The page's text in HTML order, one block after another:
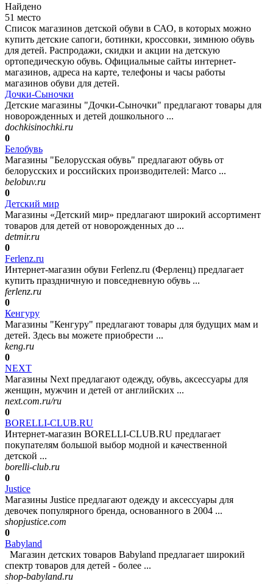
Найдено
51 место
Список магазинов детской обуви в САО, в которых можно
купить детские сапоги, ботинки, кроссовки, зимнюю обувь
для детей. Распродажи, скидки и акции на детскую
ортопедическую обувь. Официальные сайты интернет-
магазинов, адреса на карте, телефоны и часы работы
магазинов обуви для детей.
Дочки-Сыночки
Детские магазины "Дочки-Сыночки" предлагают товары для
новорожденных и детей дошкольного ...
dochkisinochki.ru
0
Белобувь
Магазины "Белорусская обувь" предлагают обувь от
белорусских и российских производителей: Marco ...
belobuv.ru
0
Детский мир
Магазины «Детский мир» предлагают широкий ассортимент
товаров для детей от новорожденных до ...
detmir.ru
0
Ferlenz.ru
Интернет-магазин обуви Ferlenz.ru (Ферленц) предлагает
купить праздничную и повседневную обувь ...
ferlenz.ru
0
Кенгуру
Магазины "Кенгуру" предлагают товары для будущих мам и
детей. Здесь вы можете приобрести ...
keng.ru
0
NEXT
Магазины Next предлагают одежду, обувь, аксессуары для
женщин, мужчин и детей от английских ...
next.com.ru/ru
0
BORELLI-CLUB.RU
Интернет-магазин BORELLI-CLUB.RU предлагает
покупателям большой выбор модной и качественной
детской ...
borelli-club.ru
0
Justice
Магазины Justice предлагают одежду и аксессуары для
девочек популярного бренда, основанного в 2004 ...
shopjustice.com
0
Babyland
Магазин детских товаров Babyland предлагает широкий
спектр товаров для детей - более ...
shop-babyland.ru